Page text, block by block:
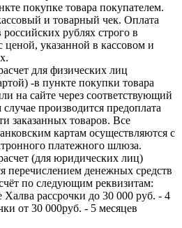
покупке товара покупателем.
и товарный чек. Оплата
рублях строго в
ценой, указанной в кассовом и
для физических лиц
-в пункте покупки товара
на сайте через соответствующий
производится предоплата
заказанных товаров. Все
картам осуществляются с
платежного шлюза.
(для юридических лиц)
перечислением денежных средств
по следующим реквизитам:
Халва рассрочки до 30 000 руб. - 4
от 30 000руб. - 5 месяцев